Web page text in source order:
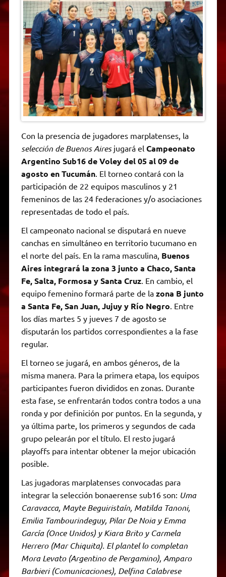
A
p
p
r
a
m
e
r
o
o
k
n
g
e
r
i
n
k
F
r
i
e
n
d
l
y
Con la presencia de jugadores marplatenses, la
selección de Buenos Aires jugará el Campeonato
Argentino Sub16 de Voley del 05 al 09 de
agosto en Tucumán. El torneo contará con la
participación de 22 equipos masculinos y 21
femeninos de las 24 federaciones y/o asociaciones
representadas de todo el país.
El campeonato nacional se disputará en nueve
canchas en simultáneo en territorio tucumano en
el norte del país. En la rama masculina, Buenos
Aires integrará la zona 3 junto a Chaco, Santa
Fe, Salta, Formosa y Santa Cruz. En cambio, el
equipo femenino formará parte de lazona B junto
a Santa Fe, San Juan, Jujuy y Río Negro . Entre
los días martes 5 y jueves 7 de agosto se
disputarán los partidos correspondientes a la fase
regular.
El torneo se jugará, en ambos géneros, de la
misma manera. Para la primera etapa, los equipos
participantes fueron divididos en zonas. Durante
esta fase, se enfrentarán todos contra todos a una
ronda y por definición por puntos. En la segunda, y
ya última parte, los primeros y segundos de cada
grupo pelearán por el título. El resto jugará
playoffs para intentar obtener la mejor ubicación
posible.
Las jugadoras marplatenses convocadas para
integrar la selección bonaerense sub16 son: Uma
Caravacca, Mayte Beguiristaín, Matilda Tanoni,
Emilia Tambourindeguy, Pilar De Noia y Emma
García (Once Unidos) y Kiara Brito y Carmela
Herrero (Mar Chiquita). El plantel lo completan
Mora Levato (Argentino de Pergamino), Amparo
Barbieri (Comunicaciones), Delfina Calabrese